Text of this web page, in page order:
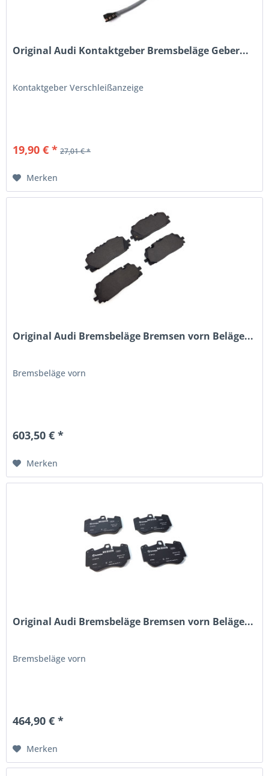
Original Audi Kontaktgeber Bremsbeläge Geber...
Kontaktgeber Verschleißanzeige
19,90 € * 27,01 € *
Merken
Original Audi Bremsbeläge Bremsen vorn Beläge...
Bremsbeläge vorn
603,50 € *
Merken
Original Audi Bremsbeläge Bremsen vorn Beläge...
Bremsbeläge vorn
464,90 € *
Merken